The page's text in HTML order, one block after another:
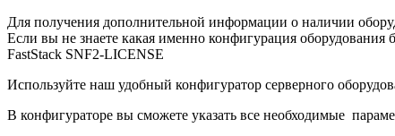
Для получения дополнительной информации о наличии
Если вы не знаете какая именно конфигурация
FastStack SNF2-LICENSE
Используйте наш удобный конфигуратор серверного
В конфигураторе вы сможете указать все необходимые